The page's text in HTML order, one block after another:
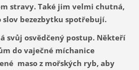
stravy. Také jim velmi chutná,
bezezbytku spotřebují.
svůj osvědčený postup. Někteří
do vaječné míchanice
maso z mořských ryb, aby